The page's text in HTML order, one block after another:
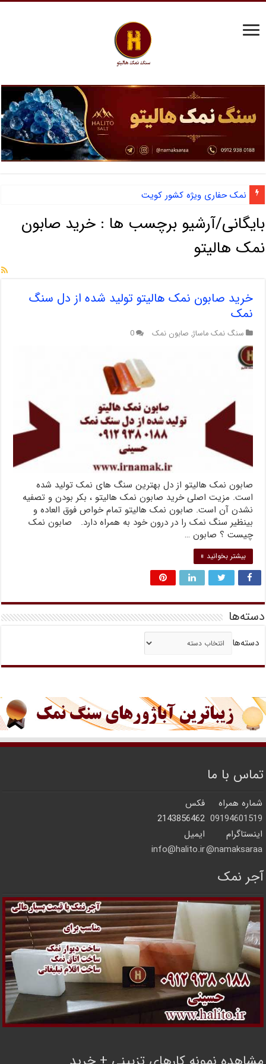
نمک حفاری ویژه کشور کویت
بایگانی/آرشیو برچسب ها : خرید صابون
نمک هالیتو
خرید صابون نمک هالیتو تولید شده از دل سنگ
نمک
سنگ نمک ماساژ, صابون نمک 0
صابون نمک هالیتو از دل بهترین سنگ های نمک تولید شده
است. مزیت اصلی خرید صابون نمک هالیتو ، بکر بودن و تصفیه
نشدن آن است. صابون نمک هالیتو تمام خواص فوق العاده و
بینظیر سنگ نمک را در درون خود به همراه دارد. صابون نمک
چیست ؟ صابون …
بیشتر بخوانید »
دسته‌ها
دسته‌ها
تماس با ما
شماره همراه
فکس
09194601519
2143856462
اینستاگرام
ایمیل
namaksaraa@
info@halito.ir
آجر نمک